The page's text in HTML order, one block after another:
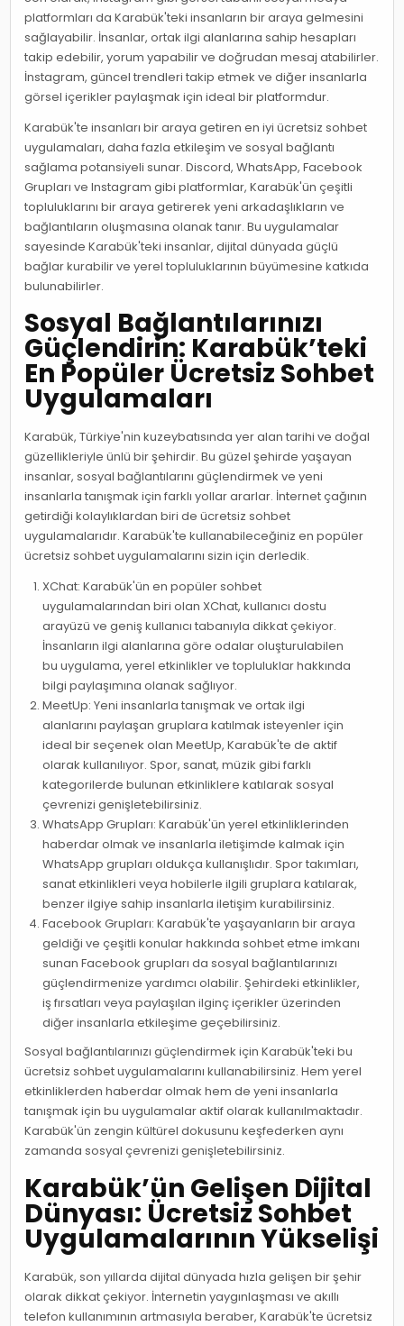
platformları da Karabük'teki insanların bir araya gelmesini
sağlayabilir. İnsanlar, ortak ilgi alanlarına sahip hesapları
takip edebilir, yorum yapabilir ve doğrudan mesaj atabilirler.
İnstagram, güncel trendleri takip etmek ve diğer insanlarla
görsel içerikler paylaşmak için ideal bir platformdur.
Karabük'te insanları bir araya getiren en iyi ücretsiz sohbet
uygulamaları, daha fazla etkileşim ve sosyal bağlantı
sağlama potansiyeli sunar. Discord, WhatsApp, Facebook
Grupları ve Instagram gibi platformlar, Karabük'ün çeşitli
topluluklarını bir araya getirerek yeni arkadaşlıkların ve
bağlantıların oluşmasına olanak tanır. Bu uygulamalar
sayesinde Karabük'teki insanlar, dijital dünyada güçlü
bağlar kurabilir ve yerel topluluklarının büyümesine katkıda
bulunabilirler.
Sosyal Bağlantılarınızı
Güçlendirin: Karabük’teki
En Popüler Ücretsiz Sohbet
Uygulamaları
Karabük, Türkiye'nin kuzeybatısında yer alan tarihi ve doğal
güzellikleriyle ünlü bir şehirdir. Bu güzel şehirde yaşayan
insanlar, sosyal bağlantılarını güçlendirmek ve yeni
insanlarla tanışmak için farklı yollar ararlar. İnternet çağının
getirdiği kolaylıklardan biri de ücretsiz sohbet
uygulamalarıdır. Karabük'te kullanabileceğiniz en popüler
ücretsiz sohbet uygulamalarını sizin için derledik.
XChat: Karabük'ün en popüler sohbet
uygulamalarından biri olan XChat, kullanıcı dostu
arayüzü ve geniş kullanıcı tabanıyla dikkat çekiyor.
İnsanların ilgi alanlarına göre odalar oluşturulabilen
bu uygulama, yerel etkinlikler ve topluluklar hakkında
bilgi paylaşımına olanak sağlıyor.
MeetUp: Yeni insanlarla tanışmak ve ortak ilgi
alanlarını paylaşan gruplara katılmak isteyenler için
ideal bir seçenek olan MeetUp, Karabük'te de aktif
olarak kullanılıyor. Spor, sanat, müzik gibi farklı
kategorilerde bulunan etkinliklere katılarak sosyal
çevrenizi genişletebilirsiniz.
WhatsApp Grupları: Karabük'ün yerel etkinliklerinden
haberdar olmak ve insanlarla iletişimde kalmak için
WhatsApp grupları oldukça kullanışlıdır. Spor takımları,
sanat etkinlikleri veya hobilerle ilgili gruplara katılarak,
benzer ilgiye sahip insanlarla iletişim kurabilirsiniz.
Facebook Grupları: Karabük'te yaşayanların bir araya
geldiği ve çeşitli konular hakkında sohbet etme imkanı
sunan Facebook grupları da sosyal bağlantılarınızı
güçlendirmenize yardımcı olabilir. Şehirdeki etkinlikler,
iş fırsatları veya paylaşılan ilginç içerikler üzerinden
diğer insanlarla etkileşime geçebilirsiniz.
Sosyal bağlantılarınızı güçlendirmek için Karabük'teki bu
ücretsiz sohbet uygulamalarını kullanabilirsiniz. Hem yerel
etkinliklerden haberdar olmak hem de yeni insanlarla
tanışmak için bu uygulamalar aktif olarak kullanılmaktadır.
Karabük'ün zengin kültürel dokusunu keşfederken aynı
zamanda sosyal çevrenizi genişletebilirsiniz.
Karabük’ün Gelişen Dijital
Dünyası: Ücretsiz Sohbet
Uygulamalarının Yükselişi
Karabük, son yıllarda dijital dünyada hızla gelişen bir şehir
olarak dikkat çekiyor. İnternetin yaygınlaşması ve akıllı
telefon kullanımının artmasıyla beraber, Karabük'te ücretsiz